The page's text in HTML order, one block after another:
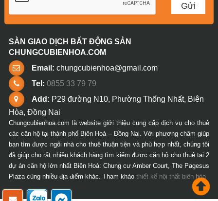
SÀN GIAO DỊCH BẤT ĐỘNG SẢN
CHUNGCUBIENHOA.COM
Email: chungcubienhoa@gmail.com
Tel: 0855 33 79 79
Add: P29 đường N10, Phường Thống Nhất, Biên
Hòa, Đồng Nai
Chungcubienhoa.com là website giới thiệu cung cấp dịch vụ cho thuê
các căn hộ tại thành phố Biên Hoà – Đồng Nai. Với phương châm giúp
bạn tìm được ngôi nhà cho thuê thuận tiện và phù hợp nhất, chúng tôi
đã giúp cho rất nhiều khách hàng tìm kiếm được căn hộ cho thuê tại 2
dự án căn hộ lớn nhất Biên Hoà: Chung cư Amber Court, The Pagesus
Plaza cùng nhiều địa điểm khác. Tham khảo thiết kế nội thất biên hòa